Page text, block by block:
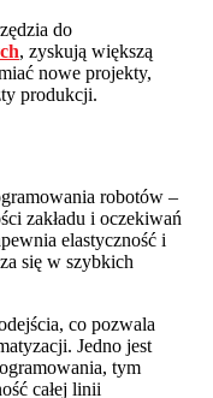
do
, zyskują większą
nowe projekty,
produkcji.
robotów –
zakładu i oczekiwań
elastyczność i
się w szybkich
co pozwala
Jedno jest
tym
całej linii